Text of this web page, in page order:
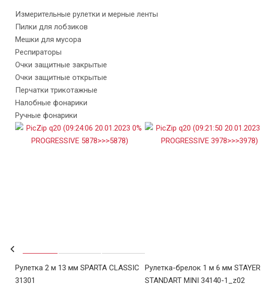
Измерительные рулетки и мерные ленты
Пилки для лобзиков
Мешки для мусора
Респираторы
Очки защитные закрытые
Очки защитные открытые
Перчатки трикотажные
Налобные фонарики
Ручные фонарики
Рулетка 2 м 13 мм SPARTA CLASSIC
31301
Рулетка-брелок 1 м 6 мм STAYER
STANDART MINI 34140-1_z02